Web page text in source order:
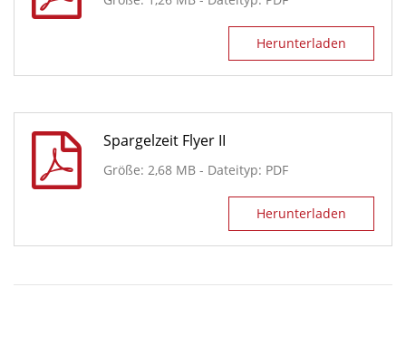
Herunterladen
Spargelzeit Flyer II
Größe: 2,68 MB - Dateityp: PDF
Herunterladen